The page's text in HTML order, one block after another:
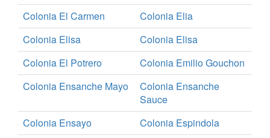
Colonia El Carmen
Colonia Elia
Colonia Elisa
Colonia Elisa
Colonia El Potrero
Colonia Emilio Gouchon
Colonia Ensanche Mayo
Colonia Ensanche
Sauce
Colonia Ensayo
Colonia Espindola